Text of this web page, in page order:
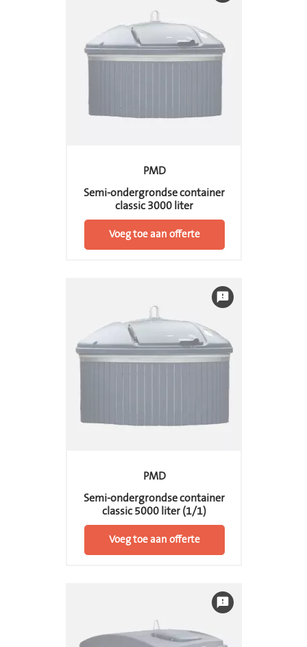
PMD
Semi-ondergrondse container
classic 3000 liter
Voeg toe aan offerte
feedback
PMD
Semi-ondergrondse container
classic 5000 liter (1/1)
Voeg toe aan offerte
feedback